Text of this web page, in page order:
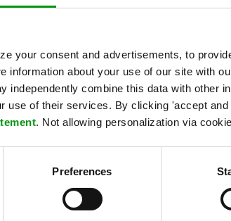
your consent and advertisements, to
information about your use of our site with
independently combine this data with other
use of their services. By clicking 'accept
. Not allowing personalization via
Preferences
gjort det muligt at igangsætte
produkter, som i sidste ende er
sportsteknologi tilgængelig for
- Helge Jacobsen, Manager of AI
da platformen har banet vejen
Som en sidegevinst betyder